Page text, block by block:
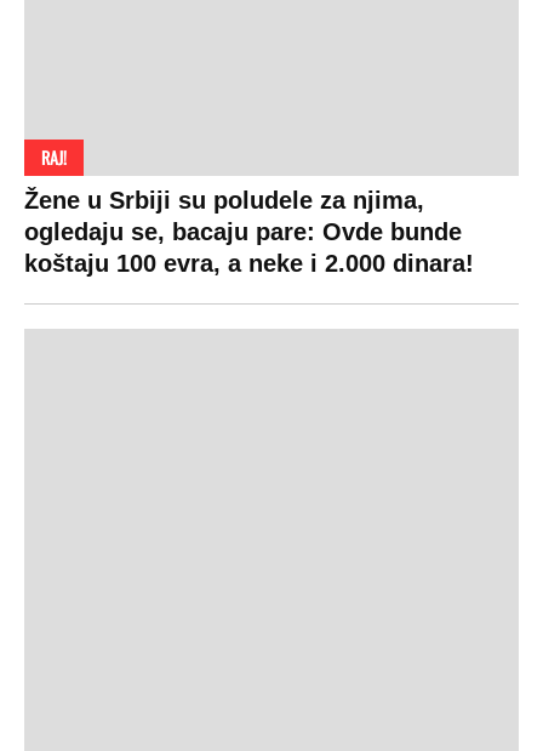
RAJ!
Žene u Srbiji su poludele za njima,
ogledaju se, bacaju pare: Ovde bunde
koštaju 100 evra, a neke i 2.000 dinara!